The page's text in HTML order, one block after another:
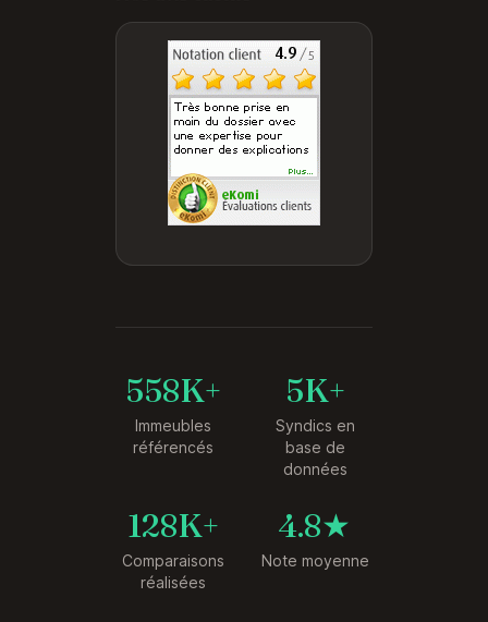
558K+
Immeubles
référencés
5K+
Syndics en
base de
données
128K+
Comparaisons
réalisées
4.8★
Note moyenne